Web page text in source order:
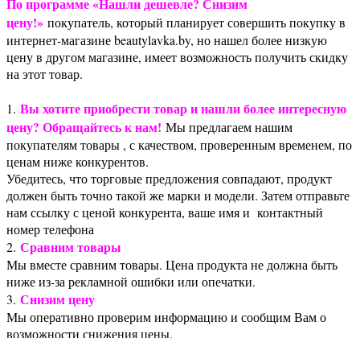
По программе «Нашли дешевле? Снизим
цену!» покупатель, который планирует совершить покупку в
интернет-магазине beautylavka.by, но нашел более низкую
цену в другом магазине, имеет возможность получить скидку
на этот товар.
1. Вы хотите приобрести товар и нашли более интересную
цену? Обращайтесь к нам! Мы предлагаем нашим
покупателям товары , с качеством, проверенным временем, по
ценам ниже конкурентов.
Убедитесь, что торговые предложения совпадают, продукт
должен быть точно такой же марки и модели. Затем отправьте
нам ссылку с ценой конкурента, ваше имя и контактный
номер телефона
2. Сравним товары
Мы вместе сравним товары. Цена продукта не должна быть
ниже из-за рекламной ошибки или опечатки.
3. Снизим цену
Мы оперативно проверим информацию и сообщим Вам о
возможности снижения цены.